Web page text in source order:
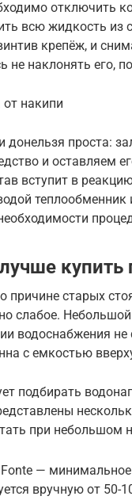
отключить
всю жидкость из
крепёж, и
не наклонять его,
накипи
донельзя проста:
и оставляем
вступит в
теплообменник
причине старых
слабое.
водоснабжения
с емкостью
подбирать
при небольшом
Fonte —
вручную от 50-